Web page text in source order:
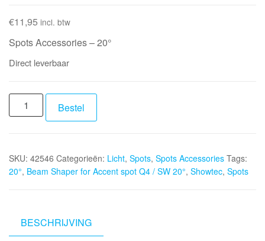
€11,95 incl. btw
Spots Accessories – 20°
Direct leverbaar
SHOWTEC
Beam
Accent
spot
SW
20°,
Bestel
SKU: 42546 Categorieën: Licht, Spots, Spots Accessories Tags:
20°, Beam Shaper for Accent spot Q4 / SW 20°, Showtec, Spots
BESCHRIJVING